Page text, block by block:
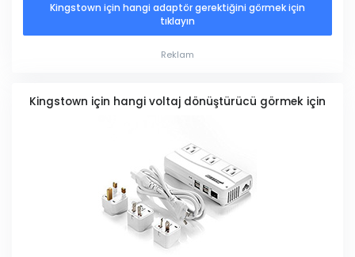
Kingstown için hangi adaptör gerektiğini görmek için
tıklayın
Reklam
Kingstown için hangi voltaj dönüştürücü görmek için